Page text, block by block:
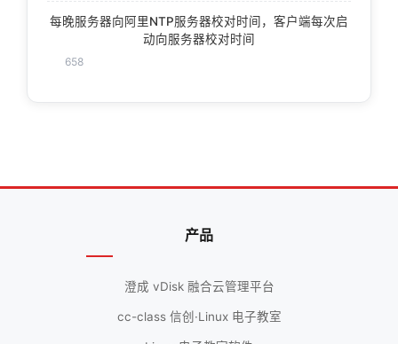
每晚服务器向阿里NTP服务器校对时间，客户端每次启
动向服务器校对时间
658
产品
澄成 vDisk 融合云管理平台
cc-class 信创·Linux 电子教室